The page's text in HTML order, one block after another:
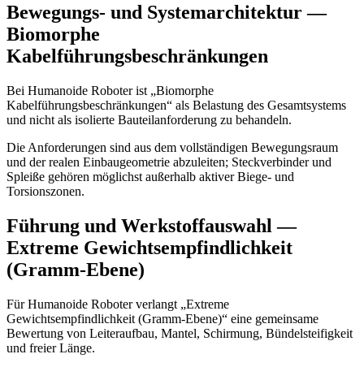
Bewegungs- und Systemarchitektur —
Biomorphe
Kabelführungsbeschränkungen
Bei Humanoide Roboter ist „Biomorphe
Kabelführungsbeschränkungen“ als Belastung des Gesamtsystems
und nicht als isolierte Bauteilanforderung zu behandeln.
Die Anforderungen sind aus dem vollständigen Bewegungsraum
und der realen Einbaugeometrie abzuleiten; Steckverbinder und
Spleiße gehören möglichst außerhalb aktiver Biege- und
Torsionszonen.
Führung und Werkstoffauswahl —
Extreme Gewichtsempfindlichkeit
(Gramm-Ebene)
Für Humanoide Roboter verlangt „Extreme
Gewichtsempfindlichkeit (Gramm-Ebene)“ eine gemeinsame
Bewertung von Leiteraufbau, Mantel, Schirmung, Bündelsteifigkeit
und freier Länge.